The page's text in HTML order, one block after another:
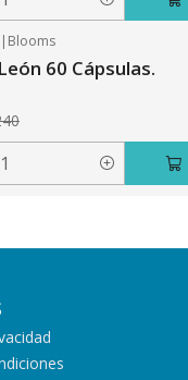
| Blooms
60 Cápsulas.